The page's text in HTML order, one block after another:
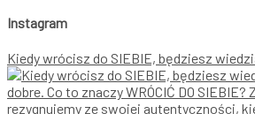
Instagram
Kiedy wrócisz do SIEBIE, będziesz